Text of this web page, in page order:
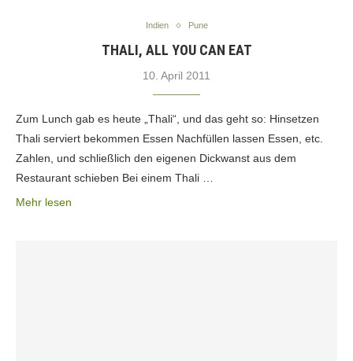
Indien Pune
THALI, ALL YOU CAN EAT
10. April 2011
Zum Lunch gab es heute „Thali“, und das geht so: Hinsetzen
Thali serviert bekommen Essen Nachfüllen lassen Essen, etc.
Zahlen, und schließlich den eigenen Dickwanst aus dem
Restaurant schieben Bei einem Thali …
Mehr lesen